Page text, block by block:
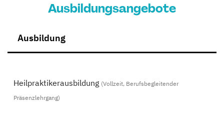
Ausbildungsangebote
Ausbildung
Heilpraktikerausbildung (Vollzeit, Berufsbegleitender
Präsenzlehrgang)